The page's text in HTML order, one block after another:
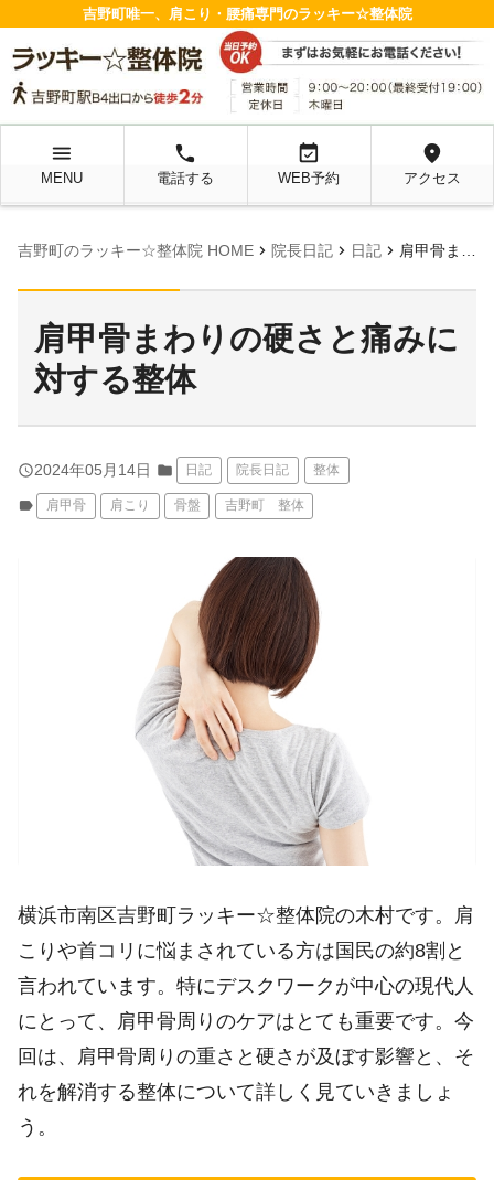
吉野町唯一、肩こり・腰痛専門のラッキー☆整体院
menu
MENU
local_phone
電話する
event_available
WEB予約
location_on
アクセス
吉野町のラッキー☆整体院 HOME chevron_right 院長日記 chevron_right 日記 chevron_right 肩甲骨まわりの硬さと痛みに対する整体
肩甲骨まわりの硬さと痛みに
対する整体
query_builder2024年05月14日 folder 日記 院長日記 整体
label 肩甲骨 肩こり 骨盤 吉野町 整体
横浜市南区吉野町ラッキー☆整体院の木村です。肩
こりや首コリに悩まされている方は国民の約8割と
言われています。特にデスクワークが中心の現代人
にとって、肩甲骨周りのケアはとても重要です。今
回は、肩甲骨周りの重さと硬さが及ぼす影響と、そ
れを解消する整体について詳しく見ていきましょ
う。